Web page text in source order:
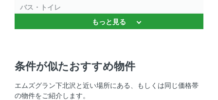
バス・トイレ
バストイレ別 、 温水洗浄便座 、 浴室乾燥機 、 独立洗面
、 コンロ2口以上
もっと見る
条件が似たおすすめ物件
エムズグラン下北沢と近い場所にある、もしくは同じ価格帯
の物件をご紹介します。